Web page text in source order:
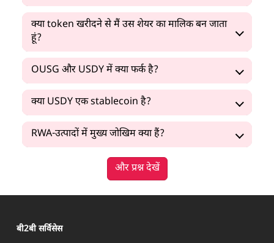
क्या token खरीदने से मैं उस शेयर का मालिक बन जाता
हूं?
OUSG और USDY में क्या फर्क है?
क्या USDY एक stablecoin है?
RWA-उत्पादों में मुख्य जोखिम क्या हैं?
और प्रश्न देखें
बी2बी सर्विसेस